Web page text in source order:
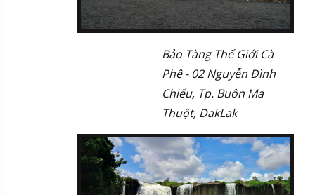
Bảo Tàng Thế Giới Cà
Phê - 02 Nguyễn Đình
Chiểu, Tp. Buôn Ma
Thuột, DakLak